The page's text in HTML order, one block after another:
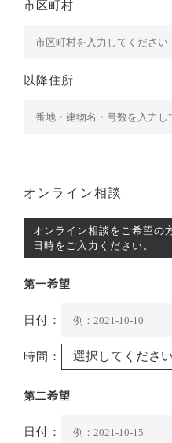
市区町村
以降住所
オンライン相談
オンライン相談をご希望の
日時をご入力ください。
第一希望
日付：
時間：
第二希望
日付：